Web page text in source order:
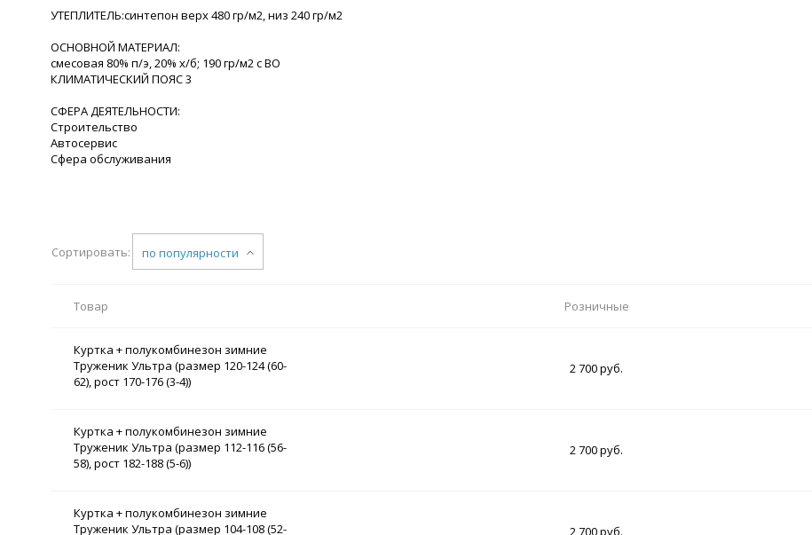
УТЕПЛИТЕЛЬ:синтепон верх 480 гр/м2, низ 240 гр/м2
ОСНОВНОЙ МАТЕРИАЛ:
смесовая 80% п/э, 20% х/б; 190 гр/м2 с ВО
КЛИМАТИЧЕСКИЙ ПОЯС 3
СФЕРА ДЕЯТЕЛЬНОСТИ:
Строительство
Автосервис
Сфера обслуживания
Сортировать: по популярности
Товар Розничные
Куртка + полукомбинезон зимние
Труженик Ультра (размер 120-124 (60-
62), рост 170-176 (3-4))
2 700 руб.
Куртка + полукомбинезон зимние
Труженик Ультра (размер 112-116 (56-
58), рост 182-188 (5-6))
2 700 руб.
Куртка + полукомбинезон зимние
Труженик Ультра (размер 104-108 (52-
2 700 руб.